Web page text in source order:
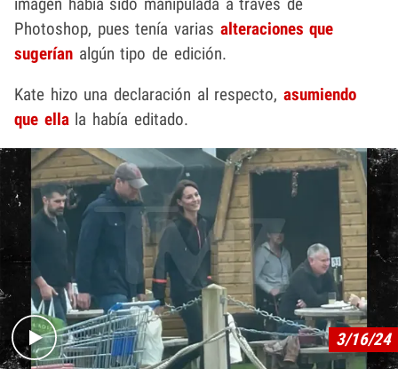
imagen había sido manipulada a través de
Photoshop, pues tenía varias alteraciones que
sugerían algún tipo de edición.
Kate hizo una declaración al respecto,asumiendo
que ellala había editado.
Play video content
3/16/24